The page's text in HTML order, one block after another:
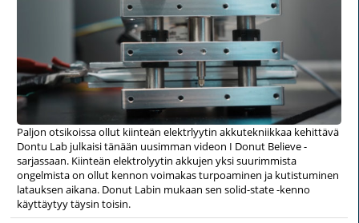
Paljon otsikoissa ollut kiinteän elektrlyytin akkutekniikkaa kehittävä
Dontu Lab julkaisi tänään uusimman videon I Donut Believe -
sarjassaan. Kiinteän elektrolyytin akkujen yksi suurimmista
ongelmista on ollut kennon voimakas turpoaminen ja kutistuminen
latauksen aikana. Donut Labin mukaan sen solid-state -kenno
käyttäytyy täysin toisin.